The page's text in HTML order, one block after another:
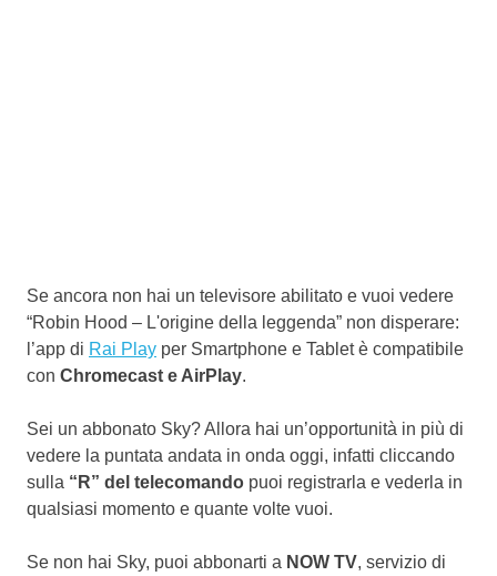
Se ancora non hai un televisore abilitato e vuoi vedere
“Robin Hood – L'origine della leggenda” non disperare:
l’app di Rai Play per Smartphone e Tablet è compatibile
con Chromecast e AirPlay.
Sei un abbonato Sky? Allora hai un’opportunità in più di
vedere la puntata andata in onda oggi, infatti cliccando
sulla “R” del telecomando puoi registrarla e vederla in
qualsiasi momento e quante volte vuoi.
Se non hai Sky, puoi abbonarti a NOW TV, servizio di